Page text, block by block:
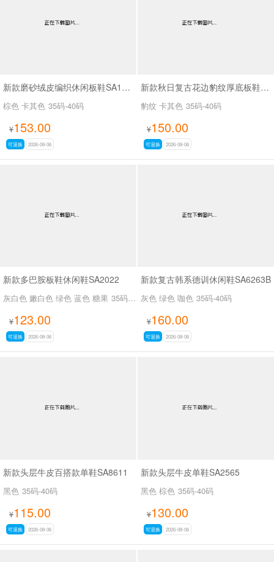
新款磨砂绒皮编织休闲板鞋SA18035
棕色 卡其色 35码-40码
¥153.00
可退换 2026-08-06
新款秋日复古花边豹纹厚底板鞋SA18036
豹纹 卡其色 35码-40码
¥150.00
可退换 2026-08-06
新款多巴胺板鞋休闲鞋SA2022
灰白色 嫩白色 绿色 蓝色 糖果 35码-39码
¥123.00
可退换 2026-08-06
新款复古韩系德训休闲鞋SA6263B
灰色 绿色 咖色 35码-40码
¥160.00
可退换 2026-08-06
新款头层牛皮百搭款单鞋SA8611
黑色 35码-40码
¥115.00
可退换 2026-08-06
新款头层牛皮单鞋SA2565
黑色 棕色 35码-40码
¥130.00
可退换 2026-08-06